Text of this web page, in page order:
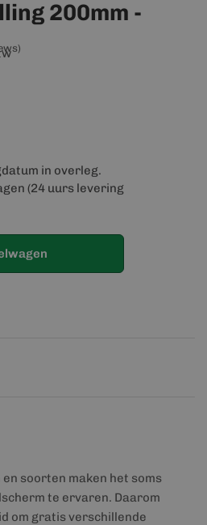
200mm -
in overleg.
(24 uurs levering
soorten maken het soms
te ervaren. Daarom
om gratis verschillende